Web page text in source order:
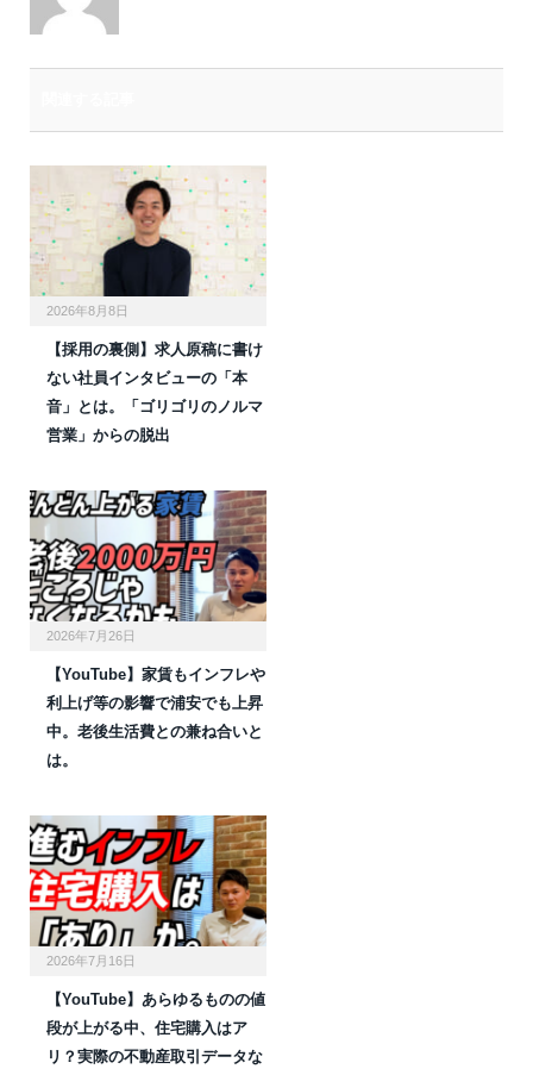
2026年8月8日
【採用の裏側】求人原稿に書け
ない社員インタビューの「本
音」とは。「ゴリゴリのノルマ
営業」からの脱出
2026年7月26日
【YouTube】家賃もインフレや
利上げ等の影響で浦安でも上昇
中。老後生活費との兼ね合いと
は。
2026年7月16日
【YouTube】あらゆるものの値
段が上がる中、住宅購入はア
リ？実際の不動産取引データな